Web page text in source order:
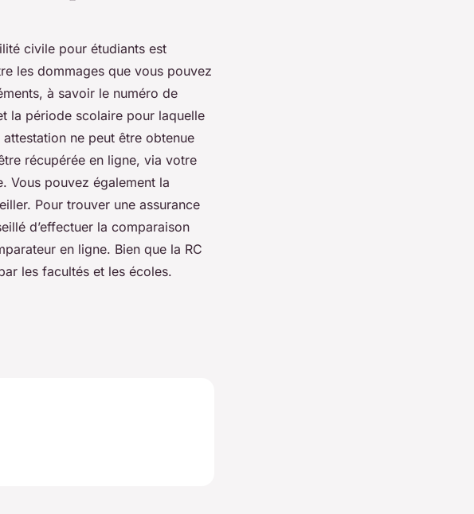
civile pour étudiants est
les dommages que vous pouvez
à savoir le numéro de
la période scolaire pour laquelle
ne peut être obtenue
récupérée en ligne, via votre
Vous pouvez également la
Pour trouver une assurance
d’effectuer la comparaison
en ligne. Bien que la RC
les facultés et les écoles.